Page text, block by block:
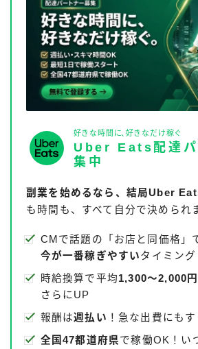
好きな時間に、好きなだけ稼ぐ
Uber Eats配達パ
集中
副業を始めるなら、結局Uber
も時間も、すべて自分で決められ
CMで話題の「お店と同価格」
今が一番稼ぎやすいタイミング
時給換算で平均1,300〜2,000円
さらにUP
報酬は週払い ！急な出費にも
全国47都道府県で稼働OK！い